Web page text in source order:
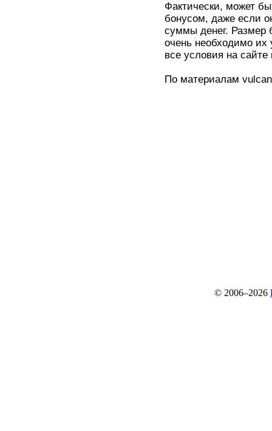
Фактически, может
бонусом, даже если
суммы денег. Размер
очень необходимо их
все условия на сайте
По материалам
© 2006–2026